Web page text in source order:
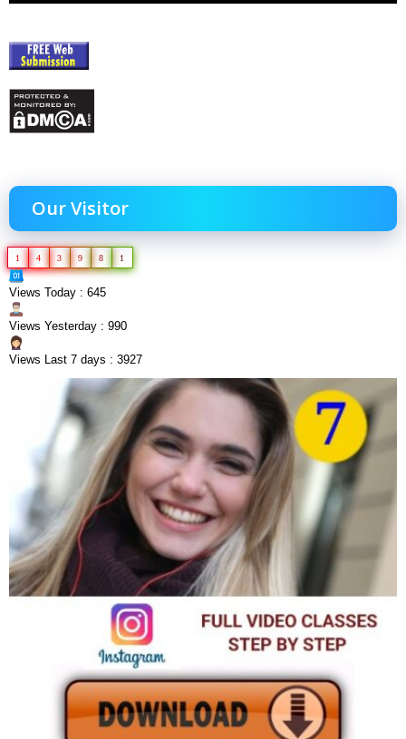
Our Visitor
1 4 3 9 8 1
Views Today : 645
Views Yesterday : 990
Views Last 7 days : 3927